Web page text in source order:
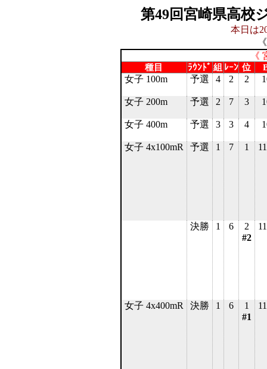
第49回宮崎県高校
本日は
《
種目 ﾗｳﾝﾄﾞ 組 ﾚｰﾝ 位
女子 100m 予選 4 2 2
女子 200m 予選 2 7 3
女子 400m 予選 3 3 4
女子 4x100mR 予選 1 7 1
決勝 1 6
2
#2
女子 4x400mR 決勝 1 6
1
#1